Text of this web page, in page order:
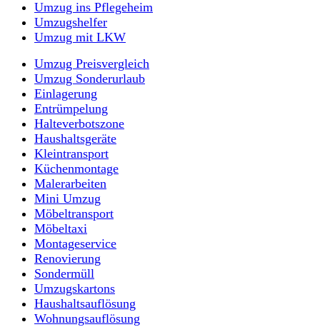
Umzug ins Pflegeheim
Umzugshelfer
Umzug mit LKW
Umzug Preisvergleich
Umzug Sonderurlaub
Einlagerung
Entrümpelung
Halteverbotszone
Haushaltsgeräte
Kleintransport
Küchenmontage
Malerarbeiten
Mini Umzug
Möbeltransport
Möbeltaxi
Montageservice
Renovierung
Sondermüll
Umzugskartons
Haushaltsauflösung
Wohnungsauflösung